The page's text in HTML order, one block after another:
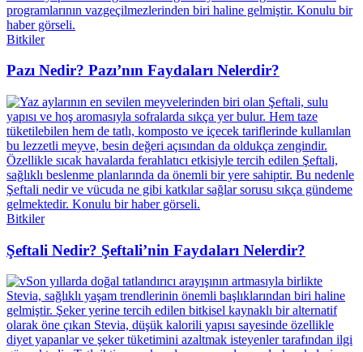
Bitkiler
Pazı Nedir? Pazı’nın Faydaları Nelerdir?
Bitkiler
Şeftali Nedir? Şeftali’nin Faydaları Nelerdir?